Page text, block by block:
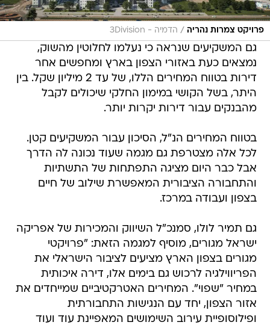
פרויקט צמרות נהריה / הדמיה - 3Division
גם המשקיעים שנראה כי נעלמו לחלוטין מהשוק,
נמצאים כעת באזורי הצפון בארץ ומחפשים אחר
דירות בטווח המחירים הללו, של עד 2 מיליון שקל. בין
היתר, בשל הקושי במימון החלקי שיכולים לקבל
מהבנקים עבור דירות יקרות יותר.
בטווח המחירים הנ"ל, הסיכון עבור המשקיעים קטן.
לכל אלה מצטרפת גם מגמה שעוד נכונה לה הדרך
אבל כבר היום מציגה התפתחות של התשתיות
והתחבורה הציבורית המאפשרת שילוב של חיים
בצפון ועבודה במרכז.
גם תמיר לולו, סמנכ"ל השיווק והמכירות של אפריקה
ישראל מגורים, מוסיף למגמה הזאת: "פרויקטי
מגורים בצפון הארץ מציעים לציבור הישראלי את
הפריווילגיה לרכוש גם בימים אלו, דירה איכותית
במחיר "שפוי". המחירים האטרקטיביים שמייחדים את
אזור הצפון, יחד עם הנגישות התחבורתית
ופילוסופיית עירוב השימושים המאפיינת עוד ועוד